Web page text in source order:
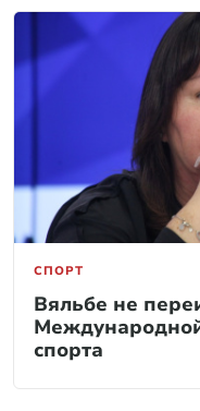
СПОРТ
Вяльбе не
спорта